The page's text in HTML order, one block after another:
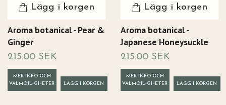
Lägg i korgen
Aroma botanical - Pear &
Ginger
215.00 SEK
MER INFO OCH
VALMÖJLIGHETER
Lägg i korgen
Aroma botanical -
Japanese Honeysuckle
215.00 SEK
MER INFO OCH
VALMÖJLIGHETER